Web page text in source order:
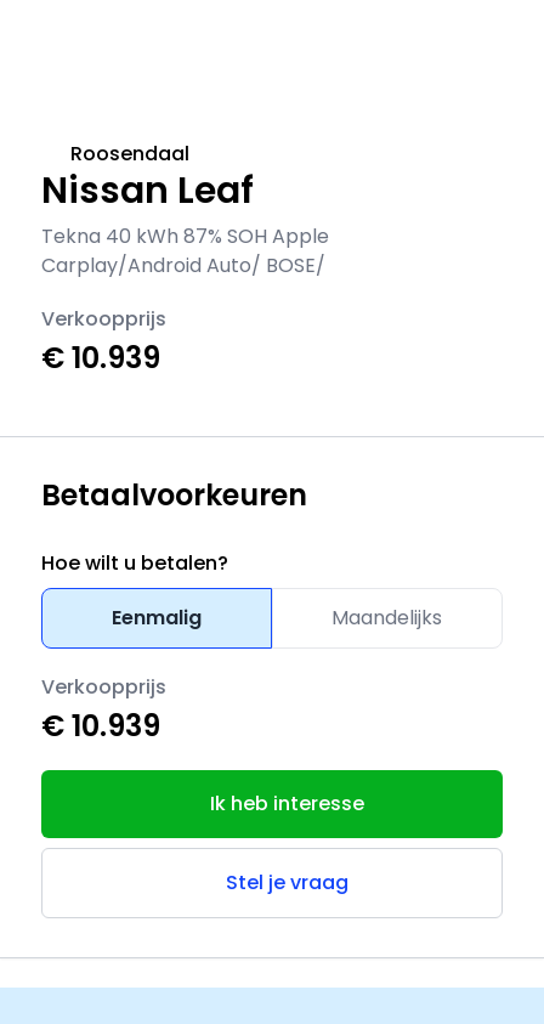
Nissan Leaf
Tekna 40 kWh 87% SOH Apple
Carplay/Android Auto/ BOSE/
Roosendaal
Verkoopprijs
€ 10.939
Betaalvoorkeuren
Hoe wilt u betalen?
Eenmalig
Maandelijks
Verkoopprijs
€ 10.939
Ik heb interesse
Stel je vraag